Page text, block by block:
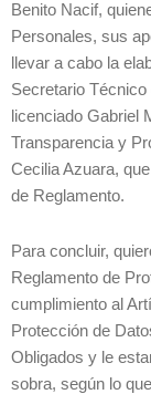
Benito Nacif,
Personales, sus
llevar a cabo la
Secretario
licenciado Gabriel
Transparencia y
Cecilia Azuara,
de Reglamento.
Para concluir,
Reglamento de
cumplimiento al
Protección de
Obligados y le
sobra, según lo